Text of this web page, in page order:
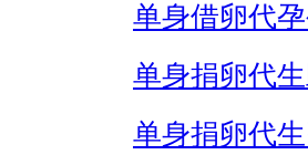
单身借卵代孕
单身捐卵代
单身捐卵代